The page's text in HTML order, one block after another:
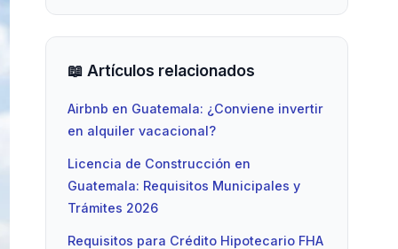
📖 Artículos relacionados
Airbnb en Guatemala: ¿Conviene invertir
en alquiler vacacional?
Licencia de Construcción en
Guatemala: Requisitos Municipales y
Trámites 2026
Requisitos para Crédito Hipotecario FHA